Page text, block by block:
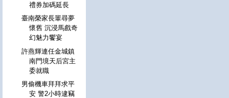
禮券加碼延長
臺南榮家長輩尋夢
懷舊 沉浸馬戲奇
幻魅力饗宴
許燕輝連任金城鎮
南門境天后宮主
委就職
男偷機車拜拜求平
安 警2小時逮竊